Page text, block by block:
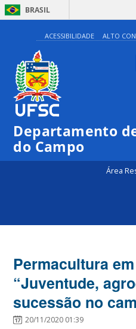
BRASIL
ACESSIBILIDADE ALTO
Departamento
do Campo
Área
Permacultura
“Juventude,
sucessão no
20/11/2020 01:39